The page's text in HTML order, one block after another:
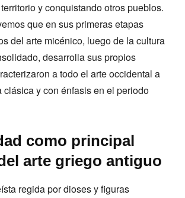
y conquistando otros pueblos.
que en sus primeras etapas
del arte micénico, luego de la cultura
desarrolla sus propios
a todo el arte occidental a
clásica y con énfasis en el periodo
como principal
arte griego antiguo
regida por dioses y figuras